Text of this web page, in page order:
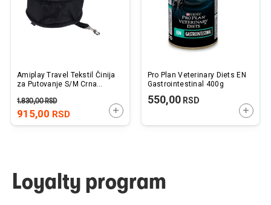
Amiplay Travel Tekstil Činija
za Putovanje S/M Crna
915,00 RSD
1.830,00RSD
DODAJTE U KORPU
Pro Plan Veterinary Diets EN
Gastrointestinal 400g
550,00RSD
Loyalty program